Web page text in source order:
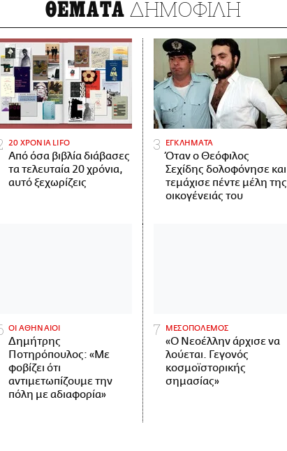
ΘΕΜΑΤΑ ΔΗΜΟΦΙΛΗ
20 ΧΡΟΝΙΑ LIFO
Από όσα βιβλία διάβασες
τα τελευταία 20 χρόνια,
αυτό ξεχωρίζεις
ΕΓΚΛΗΜΑΤΑ
Όταν ο Θεόφιλος
Σεχίδης δολοφόνησε και
τεμάχισε πέντε μέλη της
οικογένειάς του
ΟΙ ΑΘΗΝΑΙΟΙ
Δημήτρης
Ποτηρόπουλος: «Με
φοβίζει ότι
αντιμετωπίζουμε την
πόλη με αδιαφορία»
ΜΕΣΟΠΟΛΕΜΟΣ
«Ο Νεοέλλην άρχισε να
λούεται. Γεγονός
κοσμοϊστορικής
σημασίας»